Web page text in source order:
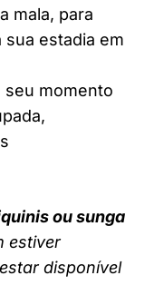
mala, para
estadia em
seu momento
ou sunga
estiver
disponível